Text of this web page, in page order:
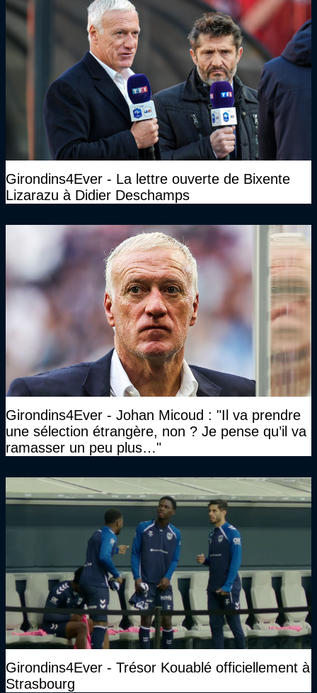
Girondins4Ever - La lettre ouverte de Bixente
Lizarazu à Didier Deschamps
Girondins4Ever - Johan Micoud : "Il va prendre
une sélection étrangère, non ? Je pense qu’il va
ramasser un peu plus…"
Girondins4Ever - Trésor Kouablé officiellement à
Strasbourg